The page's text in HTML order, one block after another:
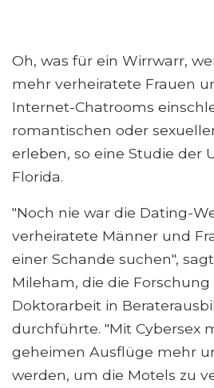
Oh, was für ein Wirrwarr,
mehr verheiratete Frauen
Internet-Chatrooms
romantischen oder
erleben, so eine Studie der
Florida.
"Noch nie war die Dating-
verheiratete Männer und
einer Schande suchen",
Mileham, die die Forschung
Doktorarbeit in
durchführte. "Mit Cybersex
geheimen Ausflüge mehr
werden, um die Motels zu